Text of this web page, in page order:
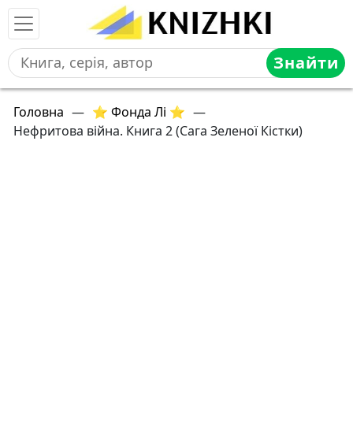
Знайти
Головна — ⭐ Фонда Лі ⭐ —
Нефритова війна. Книга 2 (Сага Зеленої Кістки)